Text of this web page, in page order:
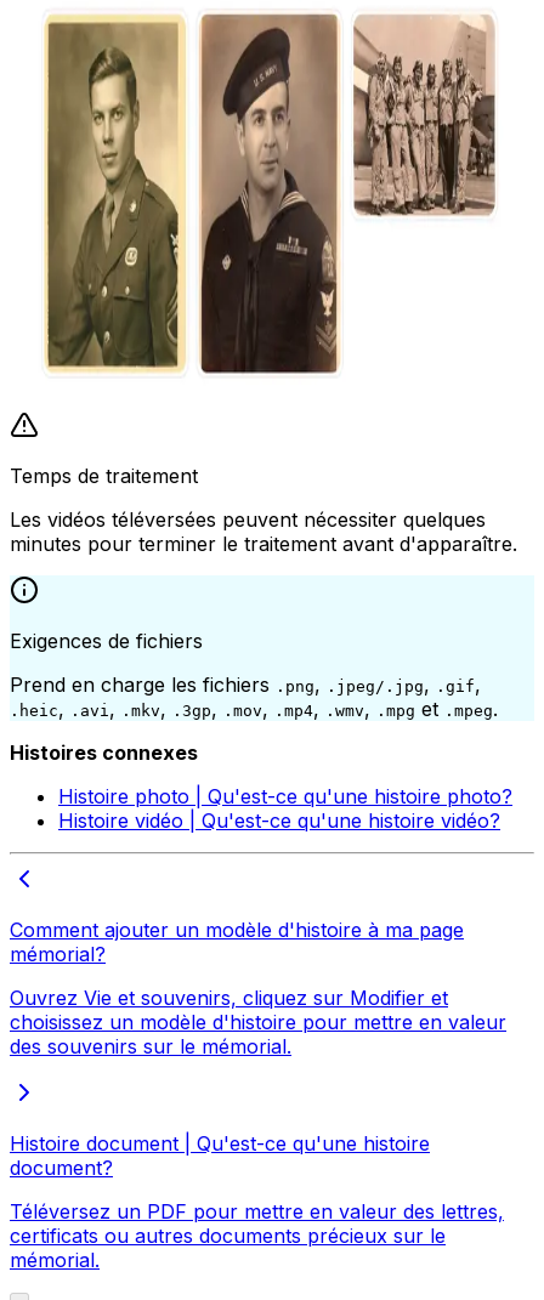
Temps de traitement
Les vidéos téléversées peuvent nécessiter quelques
minutes pour terminer le traitement avant d'apparaître.
Exigences de fichiers
Prend en charge les fichiers .png, .jpeg/.jpg, .gif,
.heic, .avi , .mkv, .3gp, .mov, .mp4, .wmv, .mpg et .mpeg.
Histoires connexes
Histoire photo | Qu'est-ce qu'une histoire photo?
Histoire vidéo | Qu'est-ce qu'une histoire vidéo?
Comment ajouter un modèle d'histoire à ma page
mémorial?
Ouvrez Vie et souvenirs, cliquez sur Modifier et
choisissez un modèle d'histoire pour mettre en valeur
des souvenirs sur le mémorial.
Histoire document | Qu'est-ce qu'une histoire
document?
Téléversez un PDF pour mettre en valeur des lettres,
certificats ou autres documents précieux sur le
mémorial.